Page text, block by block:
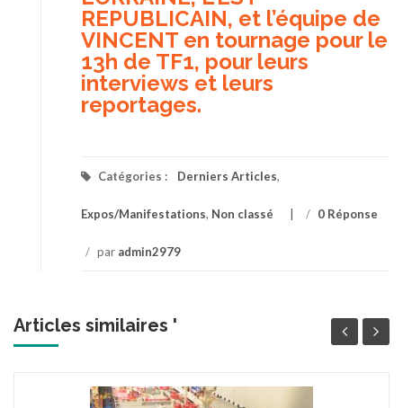
REPUBLICAIN, et l’équipe de
VINCENT en tournage pour le
13h de TF1, pour leurs
interviews et leurs
reportages.
Catégories : Derniers Articles,
Expos/Manifestations, Non classé / 0 Réponse
/ par admin2979
Articles similaires '